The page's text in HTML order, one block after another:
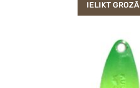
IELIKT GROZĀ